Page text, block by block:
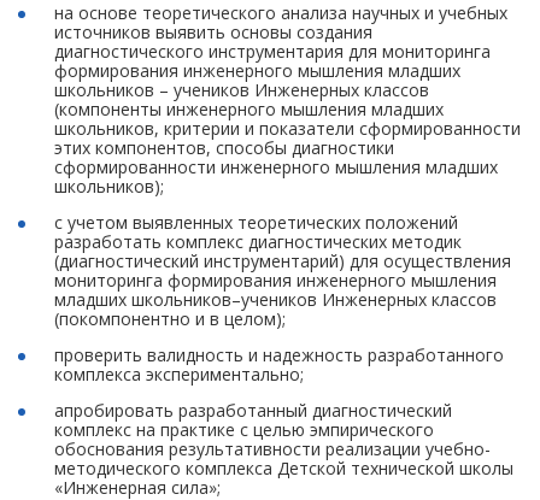
на основе теоретического анализа научных и учебных
источников выявить основы создания
диагностического инструментария для мониторинга
формирования инженерного мышления младших
школьников – учеников Инженерных классов
(компоненты инженерного мышления младших
школьников, критерии и показатели сформированности
этих компонентов, способы диагностики
сформированности инженерного мышления младших
школьников);
с учетом выявленных теоретических положений
разработать комплекс диагностических методик
(диагностический инструментарий) для осуществления
мониторинга формирования инженерного мышления
младших школьников–учеников Инженерных классов
(покомпонентно и в целом);
проверить валидность и надежность разработанного
комплекса экспериментально;
апробировать разработанный диагностический
комплекс на практике с целью эмпирического
обоснования результативности реализации учебно-
методического комплекса Детской технической школы
«Инженерная сила»;